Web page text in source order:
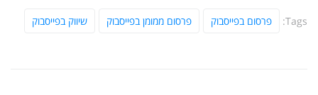
Tags: פרסום בפייסבוק פרסום ממומן בפייסבוק שיווק בפייסבוק